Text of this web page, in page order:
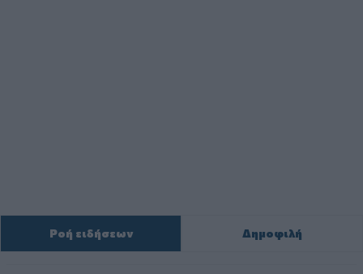
Ροή ειδήσεων Δημοφιλή